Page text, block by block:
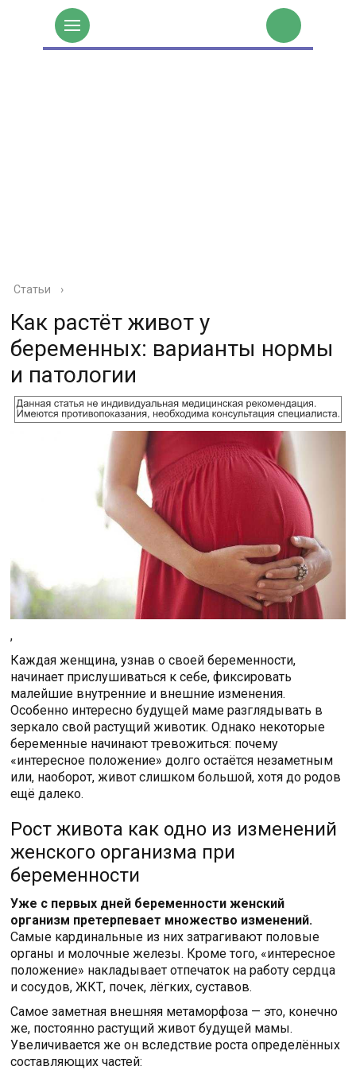
Статьи ›
Как растёт живот у
беременных: варианты нормы
и патологии
,
Каждая женщина, узнав о своей беременности,
начинает прислушиваться к себе, фиксировать
малейшие внутренние и внешние изменения.
Особенно интересно будущей маме разглядывать в
зеркало свой растущий животик. Однако некоторые
беременные начинают тревожиться: почему
«интересное положение» долго остаётся незаметным
или, наоборот, живот слишком большой, хотя до родов
ещё далеко.
Рост живота как одно из изменений
женского организма при
беременности
Уже с первых дней беременности женский
организм претерпевает множество изменений.
Самые кардинальные из них затрагивают половые
органы и молочные железы. Кроме того, «интересное
положение» накладывает отпечаток на работу сердца
и сосудов, ЖКТ, почек, лёгких, суставов.
Самое заметная внешняя метаморфоза — это, конечно
же, постоянно растущий живот будущей мамы.
Увеличивается же он вследствие роста определённых
составляющих частей: